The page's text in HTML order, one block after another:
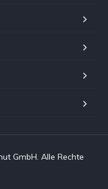
GmbH. Alle Rechte